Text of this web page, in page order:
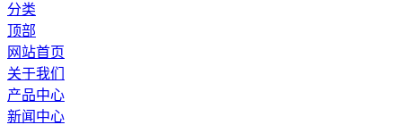
分类
顶部
网站首页
关于我们
产品中心
新闻中心